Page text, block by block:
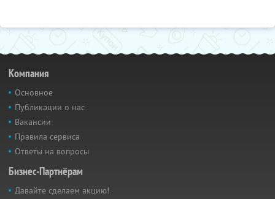
Компания
Основное
Публикации о нас
Вакансии
Правила сервиса
Ответы на вопросы
Бизнес-Партнёрам
Давайте сделаем акцию!